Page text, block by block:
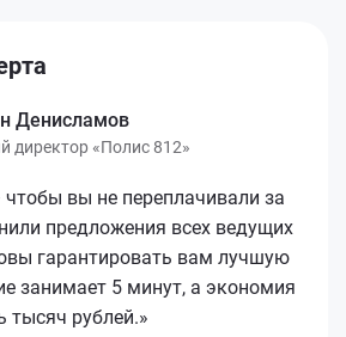
Денисламов
директор «Полис 812»
вы не переплачивали за
предложения всех ведущих
гарантировать вам лучшую
занимает 5 минут, а экономия
тысяч рублей.»